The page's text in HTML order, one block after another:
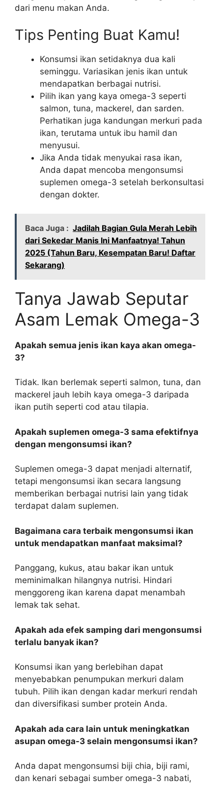
dari menu makan Anda.
Tips Penting Buat Kamu!
Konsumsi ikan setidaknya dua kali
seminggu. Variasikan jenis ikan untuk
mendapatkan berbagai nutrisi.
Pilih ikan yang kaya omega-3 seperti
salmon, tuna, mackerel, dan sarden.
Perhatikan juga kandungan merkuri pada
ikan, terutama untuk ibu hamil dan
menyusui.
Jika Anda tidak menyukai rasa ikan,
Anda dapat mencoba mengonsumsi
suplemen omega-3 setelah berkonsultasi
dengan dokter.
Baca Juga : Jadilah Bagian Gula Merah Lebih
dari Sekedar Manis Ini Manfaatnya! Tahun
2025 (Tahun Baru, Kesempatan Baru! Daftar
Sekarang)
Tanya Jawab Seputar
Asam Lemak Omega-3
Apakah semua jenis ikan kaya akan omega-
3?
Tidak. Ikan berlemak seperti salmon, tuna, dan
mackerel jauh lebih kaya omega-3 daripada
ikan putih seperti cod atau tilapia.
Apakah suplemen omega-3 sama efektifnya
dengan mengonsumsi ikan?
Suplemen omega-3 dapat menjadi alternatif,
tetapi mengonsumsi ikan secara langsung
memberikan berbagai nutrisi lain yang tidak
terdapat dalam suplemen.
Bagaimana cara terbaik mengonsumsi ikan
untuk mendapatkan manfaat maksimal?
Panggang, kukus, atau bakar ikan untuk
meminimalkan hilangnya nutrisi. Hindari
menggoreng ikan karena dapat menambah
lemak tak sehat.
Apakah ada efek samping dari mengonsumsi
terlalu banyak ikan?
Konsumsi ikan yang berlebihan dapat
menyebabkan penumpukan merkuri dalam
tubuh. Pilih ikan dengan kadar merkuri rendah
dan diversifikasi sumber protein Anda.
Apakah ada cara lain untuk meningkatkan
asupan omega-3 selain mengonsumsi ikan?
Anda dapat mengonsumsi biji chia, biji rami,
dan kenari sebagai sumber omega-3 nabati,